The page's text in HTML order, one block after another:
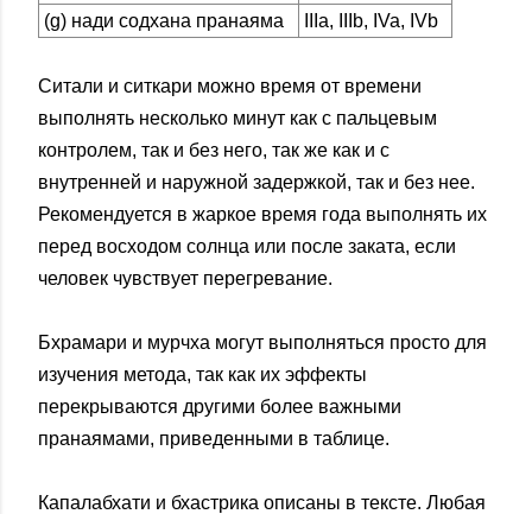
(g) нади содхана пранаяма
IIIa, IIIb, IVa, IVb
Ситали и ситкари можно время от времени
выполнять несколько минут как с пальцевым
контролем, так и без него, так же как и с
внутренней и наружной задержкой, так и без нее.
Рекомендуется в жаркое время года выполнять их
перед восходом солнца или после заката, если
человек чувствует перегревание.
Бхрамари и мурчха могут выполняться просто для
изучения метода, так как их эффекты
перекрываются другими более важными
пранаямами, приведенными в таблице.
Капалабхати и бхастрика описаны в тексте. Любая